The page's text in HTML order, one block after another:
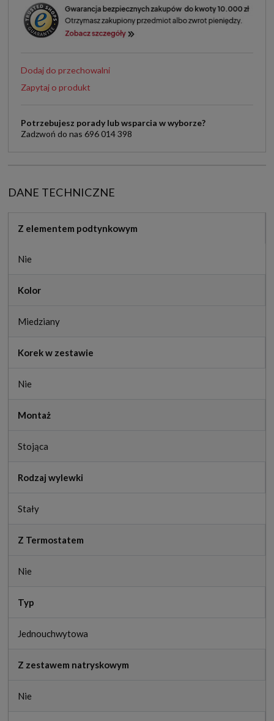
Dodaj do przechowalni
Zapytaj o produkt
Potrzebujesz porady lub wsparcia w wyborze?
Zadzwoń do nas 696 014 398
DANE TECHNICZNE
Z elementem podtynkowym
Nie
Kolor
Miedziany
Korek w zestawie
Nie
Montaż
Stojąca
Rodzaj wylewki
Stały
Z Termostatem
Nie
Typ
Jednouchwytowa
Z zestawem natryskowym
Nie